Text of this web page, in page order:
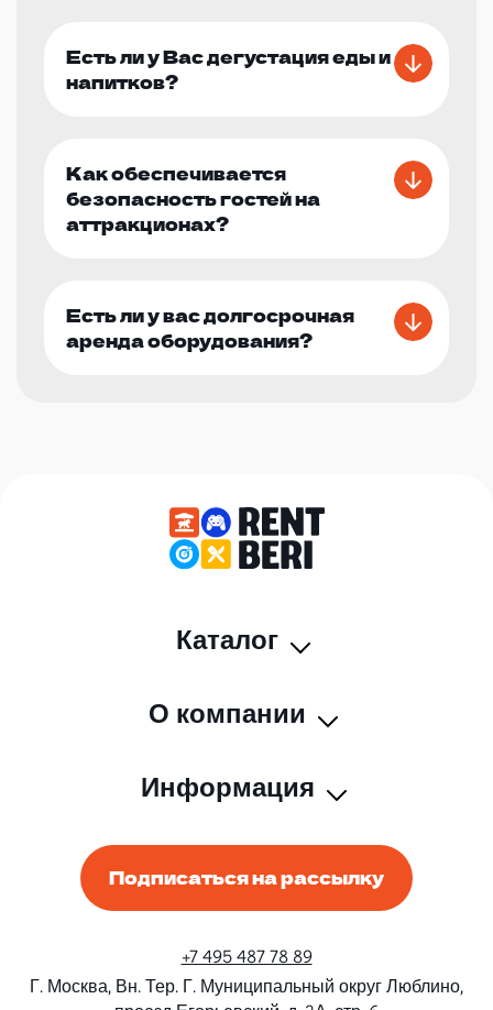
Есть ли у Вас дегустация еды и
напитков?
Как обеспечивается
безопасность гостей на
аттракционах?
Есть ли у вас долгосрочная
аренда оборудования?
Каталог
О компании
Информация
Подписаться на рассылку
+7 495 487 78 89
Г. Москва, Вн. Тер. Г. Муниципальный округ Люблино,